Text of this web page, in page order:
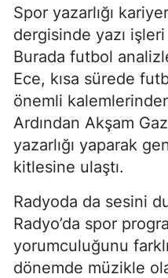
Spor yazarlığı
dergisinde yazı
Burada futbol
Ece, kısa sürede
önemli
Ardından Akşam
yazarlığı yaparak
kitlesine ulaştı.
Radyoda da sesini
Radyo’da spor
yorumculuğunu
dönemde müzikle